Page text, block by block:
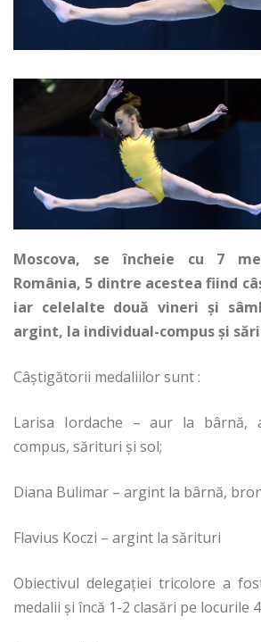
Moscova, se încheie cu 7
România, 5 dintre acestea fiind
iar celelalte două vineri și
argint, la individual-compus și
Câștigătorii medaliilor sunt :
Larisa Iordache – aur la bârnă,
compus, sărituri și sol;
Diana Bulimar – argint la bârnă,
Flavius Koczi – argint la sărituri
Obiectivul delegaţiei tricolore a
medalii şi încă 1-2 clasări pe locurile